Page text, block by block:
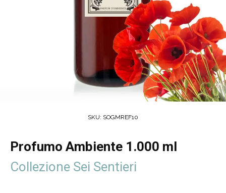
SKU: SOGMREF10
Profumo Ambiente 1.000 ml
Collezione Sei Sentieri